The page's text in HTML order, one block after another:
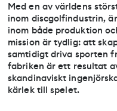
Med en av världens
inom discgolfindustrin,
inom både produktion
mission är tydlig: att
samtidigt driva sporten
fabriken är ett resultat
skandinaviskt
kärlek till spelet.